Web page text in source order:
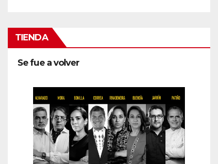
TIENDA
Se fue a volver